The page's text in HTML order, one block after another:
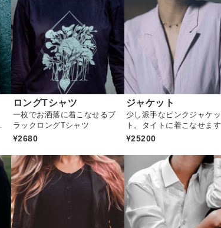
ロングTシャツ
一枚でお洒落に着こなせるブ
ラックロングTシャツ
¥2680
ジャケット
少し派手なピンクジャケッ
ト。タイトに着こなせます
¥25200